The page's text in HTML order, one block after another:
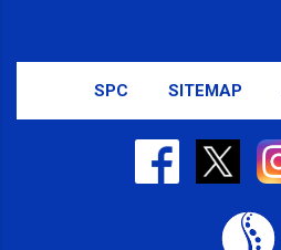
SPC SITEMAP